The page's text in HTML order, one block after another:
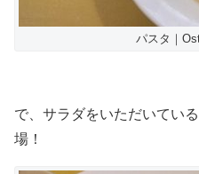
パスタ｜
で、サラダをいただいてい
場！